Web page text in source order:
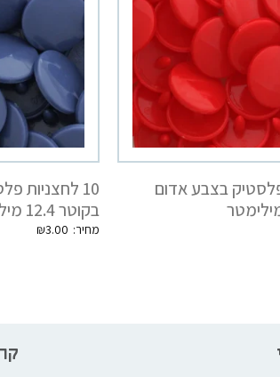
פלסטיק בצבע אדום
10 לחצניות
בקוטר 12.4 מילימטר
₪3.00